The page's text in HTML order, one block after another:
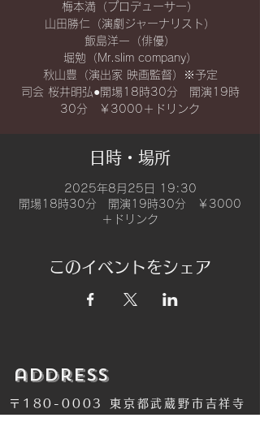
梅本満（プロデューサー）
山田勝仁（演劇ジャーナリスト）
飯島洋一（俳優）
堀勉（Mr.slim company）
秋山豊（演出家 映画監督）※予定
司会 桜井明弘●開場18時30分 開演19時
日時・場所
2025年8月25日 19:30
開場18時30分 開演19時30分 ￥3000
＋ドリンク
このイベントをシェア
​address
〒180-0003 東京都武蔵野市吉祥寺